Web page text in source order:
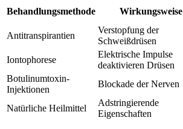
Behandlungsmethode Wirkungsweise
Antitranspirantien
Verstopfung der
⁣Schweißdrüsen
Iontophorese
Elektrische Impulse
deaktivieren Drüsen
Botulinumtoxin-
Injektionen
Blockade der Nerven
Natürliche Heilmittel
Adstringierende⁣
Eigenschaften